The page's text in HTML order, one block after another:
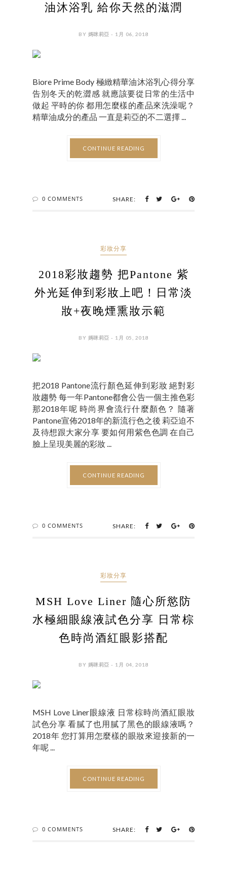
油沐浴乳 給你天然的滋潤
BY 媽咪莉亞 - 1月 06, 2018
Biore Prime Body 極緻精華油沐浴乳心得分享
告別冬天的乾澀感 就應該要從日常的生活中
做起 平時的你 都用怎麼樣的產品來洗澡呢？
精華油成分的產品 一直是莉亞的不二選擇 ...
CONTINUE READING
0 COMMENTS SHARE:
彩妝分享
2018彩妝趨勢 把Pantone 紫
外光延伸到彩妝上吧！日常淡
妝+夜晚煙熏妝示範
BY 媽咪莉亞 - 1月 05, 2018
把2018 Pantone流行顏色延伸到彩妝 絕對彩
妝趨勢 每一年Pantone都會公告一個主推色彩
那2018年呢 時尚界會流行什麼顏色？ 隨著
Pantone宣佈2018年的新流行色之後 莉亞迫不
及待想跟大家分享 要如何用紫色色調 在自己
臉上呈現美麗的彩妝 ...
CONTINUE READING
0 COMMENTS SHARE:
彩妝分享
MSH Love Liner 隨心所慾防
水極細眼線液試色分享 日常棕
色時尚酒紅眼影搭配
BY 媽咪莉亞 - 1月 04, 2018
MSH Love Liner眼線液 日常棕時尚酒紅眼妝
試色分享 看膩了也用膩了黑色的眼線液嗎？
2018年 您打算用怎麼樣的眼妝來迎接新的一
年呢 ...
CONTINUE READING
0 COMMENTS SHARE: